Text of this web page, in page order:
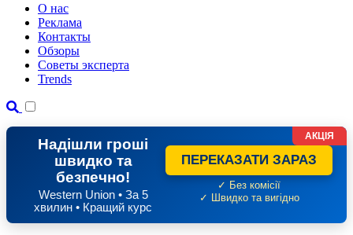
О нас
Реклама
Контакты
Обзоры
Советы эксперта
Trends
Надішли гроші
швидко та
безпечно!
Western Union • За 5
хвилин • Кращий курс
ПЕРЕКАЗАТИ ЗАРАЗ
✓ Без комісії
✓ Швидко та вигідно
АКЦІЯ